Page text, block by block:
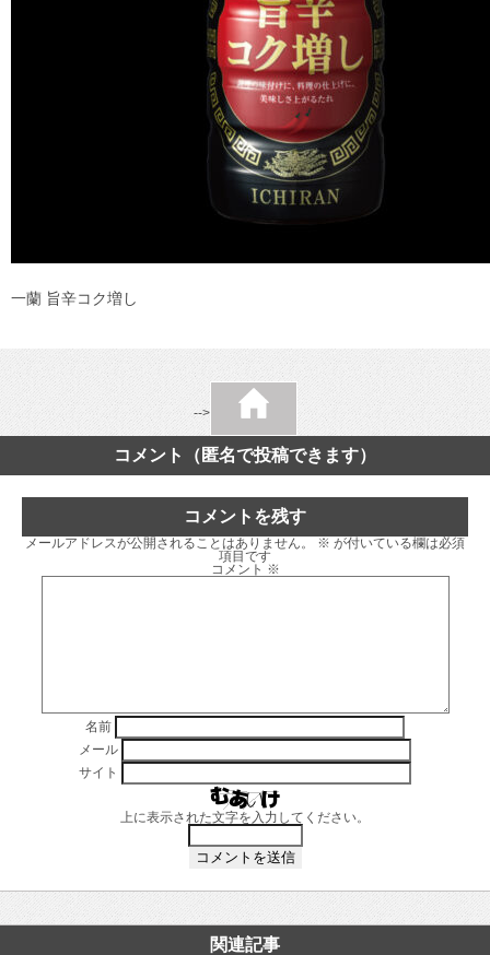
一蘭 旨辛コク増し
-->
コメント（匿名で投稿できます）
コメントを残す
メールアドレスが公開されることはありません。 ※ が付いている欄は必須
項目です
コメント ※
名前
メール
サイト
上に表示された文字を入力してください。
関連記事